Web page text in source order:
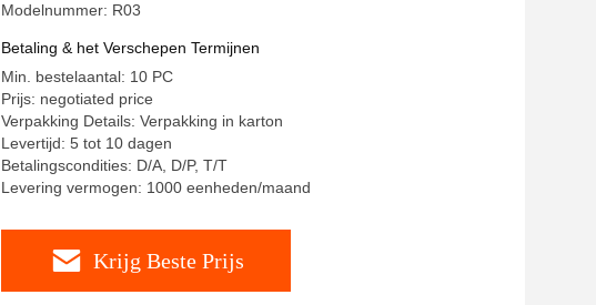
Modelnummer: R03
Betaling & het Verschepen Termijnen
Min. bestelaantal: 10 PC
Prijs: negotiated price
Verpakking Details: Verpakking in karton
Levertijd: 5 tot 10 dagen
Betalingscondities: D/A, D/P, T/T
Levering vermogen: 1000 eenheden/maand
Krijg Beste Prijs